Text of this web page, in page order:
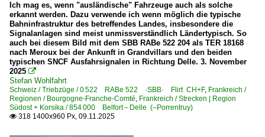
Ich mag es, wenn "ausländische" Fahrzeuge auch als solche
erkannt werden. Dazu verwende ich wenn möglich die typische
Bahninfrastruktur des betreffendes Landes, insbesondere die
Signalanlagen sind meist unmissverständlich Ländertypisch. So
auch bei diesem Bild mit dem SBB RABe 522 204 als TER 18168
nach Meroux bei der Ankunft in Grandvillars und den beiden
typischen SNCF Ausfahrsignalen in Richtung Delle. 3. November
2025 
Stefan Wohlfahrt
Schweiz / Triebzüge / 0 522 RABe 522 ·SBB· Flirt CH+F, Frankreich /
Regionen / Bourgogne-Franche-Comté, Frankreich / Strecken | Region
Südost + Korsika / 854 000 Belfort – Delle (–Porrentruy)
 318 1400x960 Px, 09.11.2025